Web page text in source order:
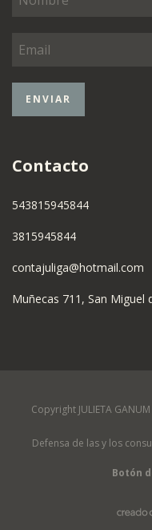
Contacto
543815945844
3815945844
contajuliga@hotmail.com
Muñecas 711, San Miguel
Copyright JULIETA
Defensa de las y los
Botón